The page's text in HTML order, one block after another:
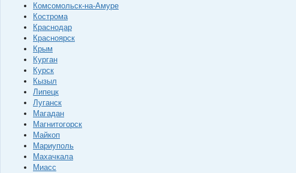
Комсомольск-на-Амуре
Кострома
Краснодар
Красноярск
Крым
Курган
Курск
Кызыл
Липецк
Луганск
Магадан
Магнитогорск
Майкоп
Мариуполь
Махачкала
Миасс